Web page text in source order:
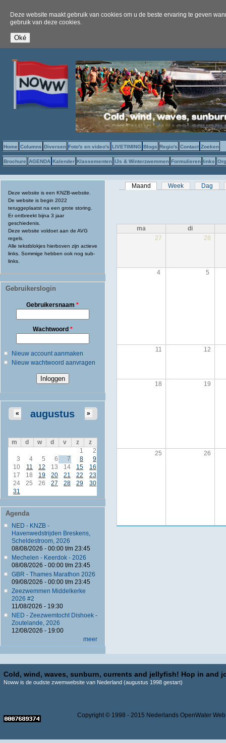
Deze website maakt gebruik van cookies om u de beste ervaring te geven
gebruik van deze cookies.
Home Columns Diversen Foto's en video's LIVETIMING Blogs Regio's Contact Zoeken
Brochure AGENDA Kalender Klassementen IJs & Winterzwemmen Formulieren links
Deze website is een KNZB-website.
De website is begin 2022
teruggeplaatst na een grote storing.
Er ontbreekt bijna 3 jaar
geschiedenis.
Deze website voldoet aan de AVG
regels.
Alle tekstblokjes hierboven zijn actieve
links. Sommige hebben ook nog sub-
links.
Gebruikerslogin
Gebruikersnaam*
Wachtwoord *
Nieuw account aanmaken
Nieuw wachtwoord aanvragen
augustus
« »
m d w d v z
z
1
2
3
4 5 6 7 8
9
10
11 12 13 14 15
16
17
18 19 20 21 22
23
24
25 26 27 28 29
30
31
Agenda
NED - KNZB -
Havenwedstrijden Breskens,
Scheldestroom, 2026
08/08/2026 - 00:00t/m 23:45
Mechelen - Keerdok - 2026
08/08/2026 - 00:00t/m 23:45
GBR - Thames Marathon 2026
09/08/2026 - 00:00t/m 23:45
Zeezwemmen Middelkerke
2026 #2
11/08/2026 - 19:30
NED - Zeezwemtocht Dishoek -
Zoutelande, 2026
12/08/2026 - 19:00
meer
Primaire tabs
Maand (actieve tabblad)
Week Dag
ma
di
27
28
4 5
11 12
18 19
25 26
Cold, wind, waves, sunburn, currents and jellyfish! Hop in and
Noww is de oudste zwemwebsite van Nederland (augustus 1998 gestart)
Copyright © 1998 - 2015 Nederlands OpenWater